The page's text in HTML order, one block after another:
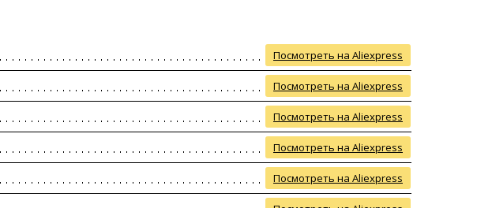
Посмотреть на Aliexpress
Посмотреть на Aliexpress
Посмотреть на Aliexpress
Посмотреть на Aliexpress
Посмотреть на Aliexpress